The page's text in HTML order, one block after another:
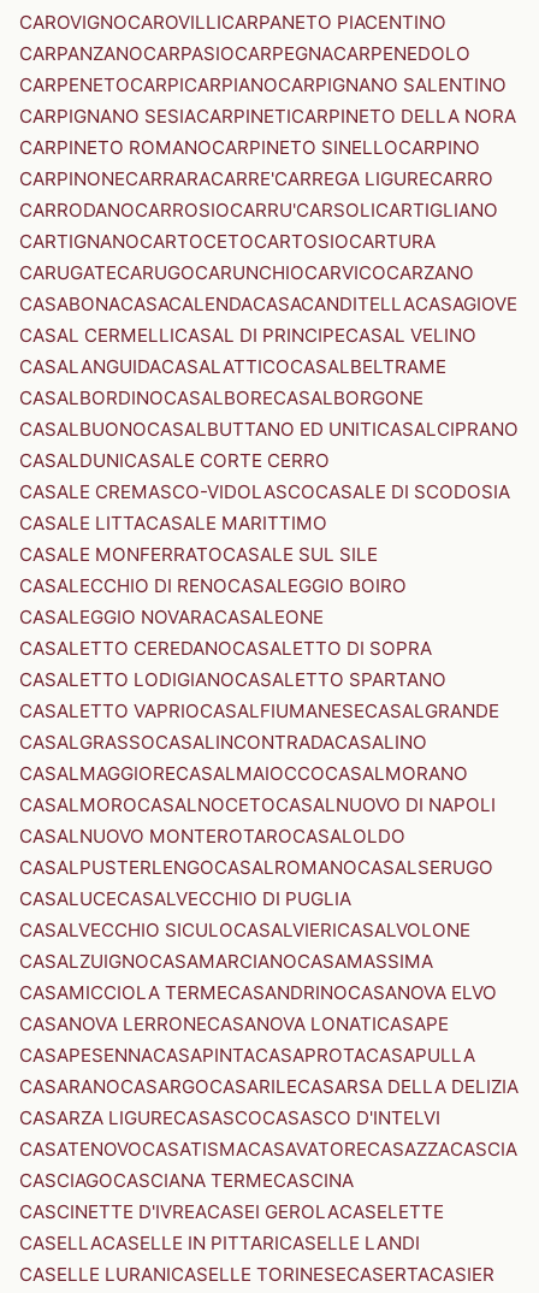
CAROVIGNOCAROVILLICARPANETO PIACENTINO
CARPANZANOCARPASIOCARPEGNACARPENEDOLO
CARPENETOCARPICARPIANOCARPIGNANO SALENTINO
CARPIGNANO SESIACARPINETICARPINETO DELLA NORA
CARPINETO ROMANOCARPINETO SINELLOCARPINO
CARPINONECARRARACARRE'CARREGA LIGURECARRO
CARRODANOCARROSIOCARRU'CARSOLICARTIGLIANO
CARTIGNANOCARTOCETOCARTOSIOCARTURA
CARUGATECARUGOCARUNCHIOCARVICOCARZANO
CASABONACASACALENDACASACANDITELLACASAGIOVE
CASAL CERMELLICASAL DI PRINCIPECASAL VELINO
CASALANGUIDACASALATTICOCASALBELTRAME
CASALBORDINOCASALBORECASALBORGONE
CASALBUONOCASALBUTTANO ED UNITICASALCIPRANO
CASALDUNICASALE CORTE CERRO
CASALE CREMASCO-VIDOLASCOCASALE DI SCODOSIA
CASALE LITTACASALE MARITTIMO
CASALE MONFERRATOCASALE SUL SILE
CASALECCHIO DI RENOCASALEGGIO BOIRO
CASALEGGIO NOVARACASALEONE
CASALETTO CEREDANOCASALETTO DI SOPRA
CASALETTO LODIGIANOCASALETTO SPARTANO
CASALETTO VAPRIOCASALFIUMANESECASALGRANDE
CASALGRASSOCASALINCONTRADACASALINO
CASALMAGGIORECASALMAIOCCOCASALMORANO
CASALMOROCASALNOCETOCASALNUOVO DI NAPOLI
CASALNUOVO MONTEROTAROCASALOLDO
CASALPUSTERLENGOCASALROMANOCASALSERUGO
CASALUCECASALVECCHIO DI PUGLIA
CASALVECCHIO SICULOCASALVIERICASALVOLONE
CASALZUIGNOCASAMARCIANOCASAMASSIMA
CASAMICCIOLA TERMECASANDRINOCASANOVA ELVO
CASANOVA LERRONECASANOVA LONATICASAPE
CASAPESENNACASAPINTACASAPROTACASAPULLA
CASARANOCASARGOCASARILECASARSA DELLA DELIZIA
CASARZA LIGURECASASCOCASASCO D'INTELVI
CASATENOVOCASATISMACASAVATORECASAZZACASCIA
CASCIAGOCASCIANA TERMECASCINA
CASCINETTE D'IVREACASEI GEROLACASELETTE
CASELLACASELLE IN PITTARICASELLE LANDI
CASELLE LURANICASELLE TORINESECASERTACASIER